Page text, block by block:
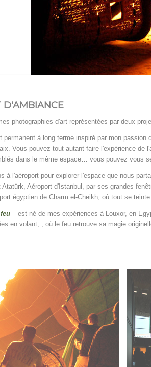
D'AMBIANCE
photographies d'art représentées par deux
permanent à long terme inspiré par mon
Vous pouvez tout autant faire l'expérience
dans le même espace… vous pouvez vous
à l'aéroport pour explorer l'espace que nous
Atatürk, Aéroport d'Istanbul, par ses grandes
égyptien de Charm el-Cheikh, où tout se
– est né de mes expériences à Louxor, en
en volant, , où le feu retrouve sa magie